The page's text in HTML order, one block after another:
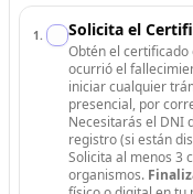
1 . Solicita el
Obtén el certificado
ocurrió el
iniciar cualquier
presencial, por
Necesitarás el DNI
registro (si están
Solicita al menos 3
organismos.